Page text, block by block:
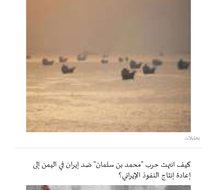
تحليلات
كيف انتهت حرب "محمد بن سلمان" ضد إيران في اليمن إلى
إعادة إنتاج النفوذ الإيراني؟